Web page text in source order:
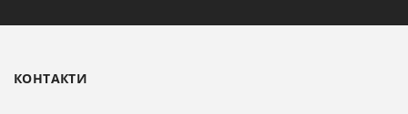
КОНТАКТИ